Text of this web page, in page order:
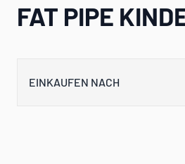
FAT PIPE
EINKAUFEN NACH